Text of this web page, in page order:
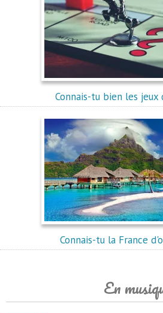
Connais-tu bien les jeux
Connais-tu la France
En